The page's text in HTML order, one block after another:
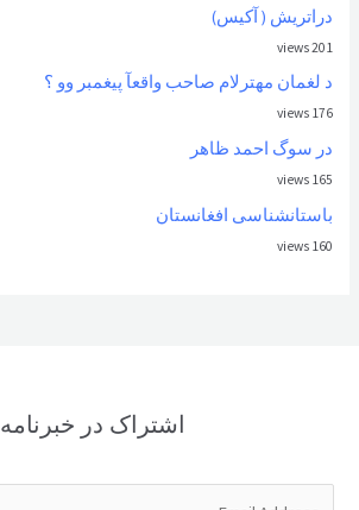
دراتریش ( آکیس)
201 views
د لغمان مهترلام صاحب واقعآ پیغمبر وو ؟
176 views
در سوگ احمد ظاهر
165 views
باستانشناسی افغانستان
160 views
اشتراک در خبرنامه